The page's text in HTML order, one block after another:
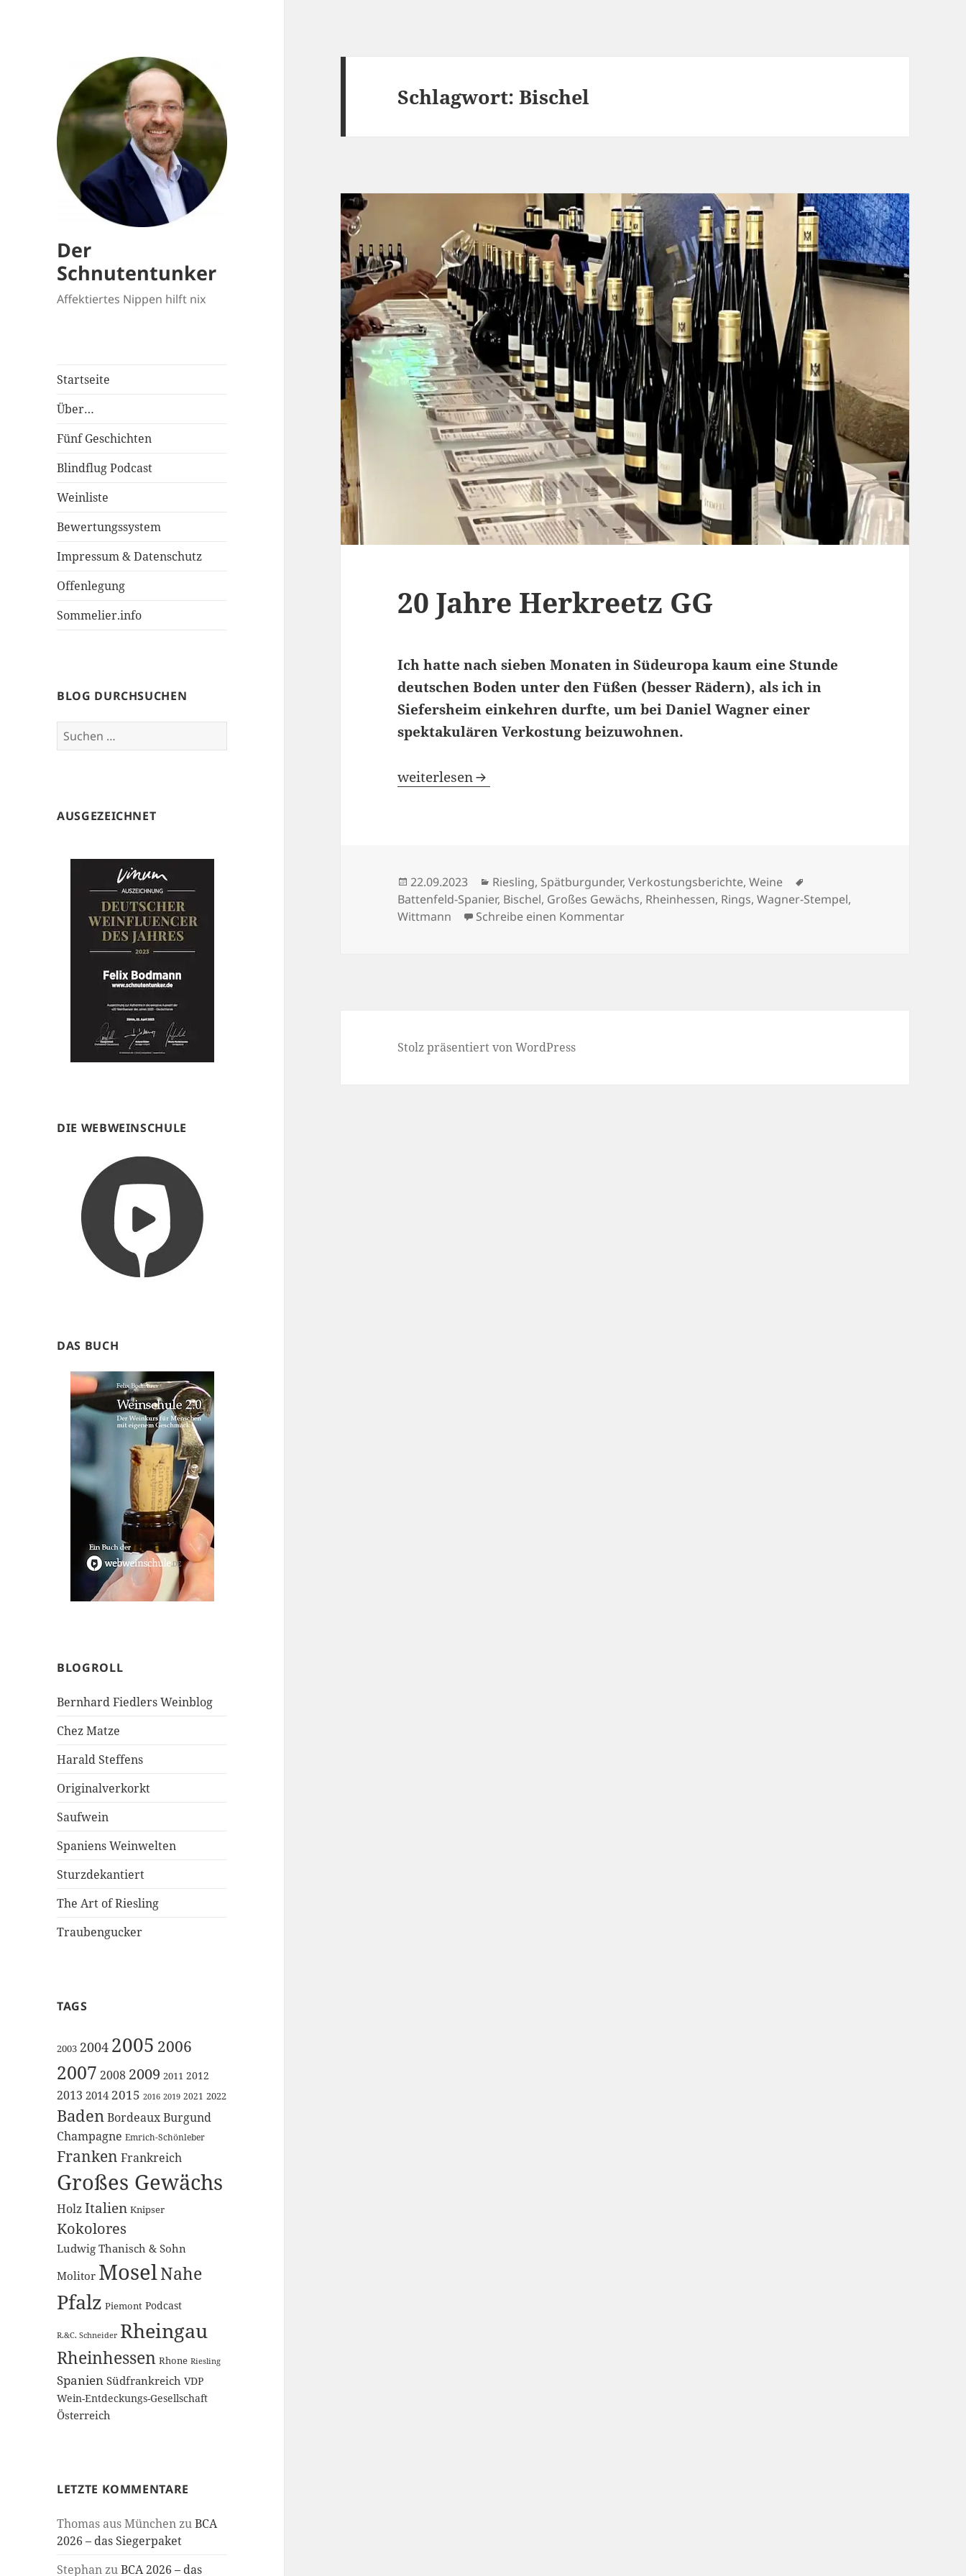
Der
Schnutentunker
Affektiertes Nippen hilft nix
Startseite
Über…
Fünf Geschichten
Blindflug Podcast
Weinliste
Bewertungssystem
Impressum & Datenschutz
Offenlegung
Sommelier.info
BLOG DURCHSUCHEN
Suchen
nach:
AUSGEZEICHNET
DIE WEBWEINSCHULE
DAS BUCH
BLOGROLL
Bernhard Fiedlers Weinblog
Chez Matze
Harald Steffens
Originalverkorkt
Saufwein
Spaniens Weinwelten
Sturzdekantiert
The Art of Riesling
Traubengucker
TAGS
2003 2004 2005 2006
2007 2008 2009 2011 2012
2013 2014 2015 2016 2019 2021 2022
Baden BordeauxBurgund
Champagne Emrich-Schönleber
Franken Frankreich
Großes Gewächs
HolzItalien Knipser
Kokolores
Ludwig Thanisch & Sohn
Molitor MoselNahe
Pfalz Piemont Podcast
R.&C. Schneider Rheingau
Rheinhessen Rhone Riesling
Spanien Südfrankreich VDP
Wein-Entdeckungs-Gesellschaft
Österreich
LETZTE KOMMENTARE
Thomas aus MünchenzuBCA
2026 – das Siegerpaket
StephanzuBCA 2026 – das
Schlagwort:Bischel
20 Jahre Herkreetz GG
Ich hatte nach sieben Monaten in Südeuropa kaum eine Stunde
deutschen Boden unter den Füßen (besser Rädern), als ich in
Siefersheim einkehren durfte, um bei Daniel Wagner einer
spektakulären Verkostung beizuwohnen.
20 Jahre Herkreetz GG
weiterlesen
Veröffentlicht
am
22.09.2023 Kategorien
Riesling, Spätburgunder,Verkostungsberichte,Weine
Battenfeld-Spanier, Bischel, Großes Gewächs, Rheinhessen, Rings,Wagner-Stempel,
Wittmann
Schreibe einen Kommentarzu 20 Jahre Herkreetz GG
Stolz präsentiert von WordPress